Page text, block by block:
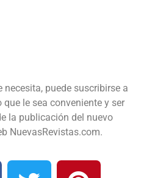
puede suscribirse a
le sea conveniente y ser
la publicación del nuevo
NuevasRevistas.com.